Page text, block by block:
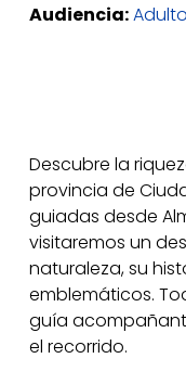
Audiencia:
Descubre la
provincia de
guiadas desde
visitaremos un
naturaleza, su
emblemáticos.
guía
el recorrido.